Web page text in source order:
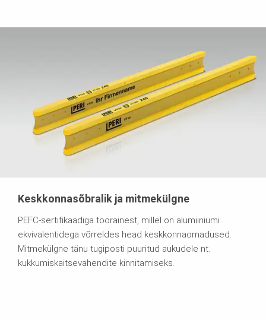
Keskkonnasõbralik ja mitmekülgne
PEFC-sertifikaadiga toorainest, millel on alumiiniumi
ekvivalentidega võrreldes head keskkonnaomadused.
Mitmekülgne tänu tugiposti puuritud aukudele nt.
kukkumiskaitsevahendite kinnitamiseks.